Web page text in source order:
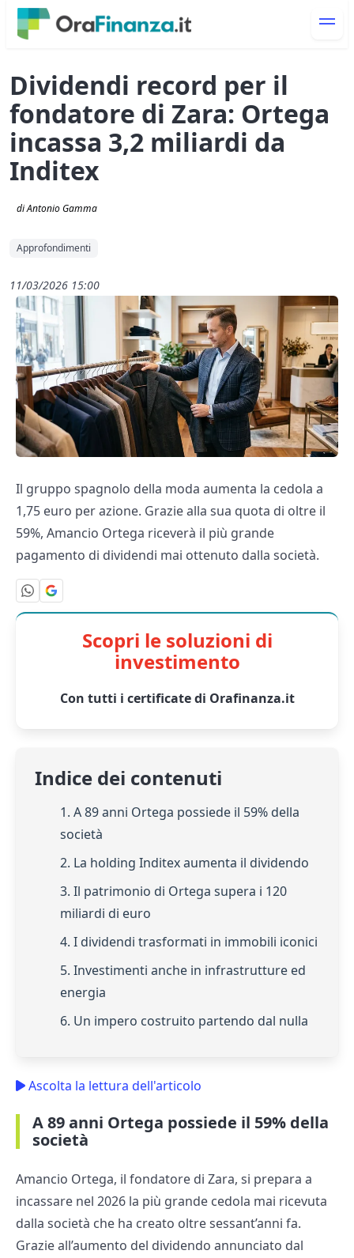
Dividendi record per il
fondatore di Zara: Ortega
incassa 3,2 miliardi da
Inditex
di Antonio Gamma
Approfondimenti
11/03/2026 15:00
Il gruppo spagnolo della moda aumenta la cedola a
1,75 euro per azione. Grazie alla sua quota di oltre il
59%, Amancio Ortega riceverà il più grande
pagamento di dividendi mai ottenuto dalla società.
Scopri le soluzioni di
investimento
Con tutti i certificate di Orafinanza.it
Indice dei contenuti
1. A 89 anni Ortega possiede il 59% della
società
2. La holding Inditex aumenta il dividendo
3. Il patrimonio di Ortega supera i 120
miliardi di euro
4. I dividendi trasformati in immobili iconici
5. Investimenti anche in infrastrutture ed
energia
6. Un impero costruito partendo dal nulla
Ascolta la lettura dell'articolo
A 89 anni Ortega possiede il 59% della
società
Amancio Ortega, il fondatore di Zara, si prepara a
incassare nel 2026 la più grande cedola mai ricevuta
dalla società che ha creato oltre sessant’anni fa.
Grazie all’aumento del dividendo annunciato dal